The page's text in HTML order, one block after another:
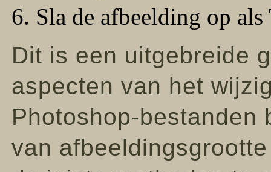
Sla de afbeelding op
Dit is een uitgebreide
aspecten van het
Photoshop-bestanden
van